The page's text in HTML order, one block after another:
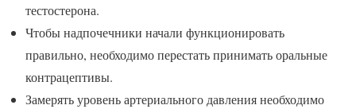
тестостерона.
Чтобы надпочечники начали функционировать
правильно, необходимо перестать принимать оральные
контрацептивы.
Замерять уровень артериального давления необходимо